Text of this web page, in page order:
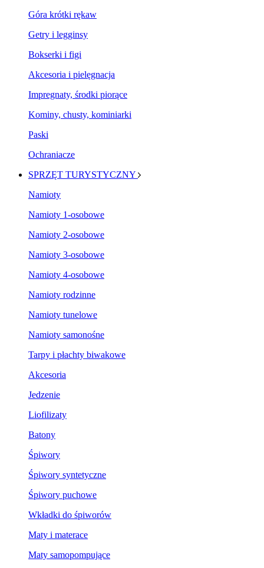
Góra krótki rękaw
Getry i legginsy
Bokserki i figi
Akcesoria i pielęgnacja
Impregnaty, środki piorące
Kominy, chusty, kominiarki
Paski
Ochraniacze
SPRZĘT TURYSTYCZNY
Namioty
Namioty 1-osobowe
Namioty 2-osobowe
Namioty 3-osobowe
Namioty 4-osobowe
Namioty rodzinne
Namioty tunelowe
Namioty samonośne
Tarpy i płachty biwakowe
Akcesoria
Jedzenie
Liofilizaty
Batony
Śpiwory
Śpiwory syntetyczne
Śpiwory puchowe
Wkładki do śpiworów
Maty i materace
Maty samopompujące